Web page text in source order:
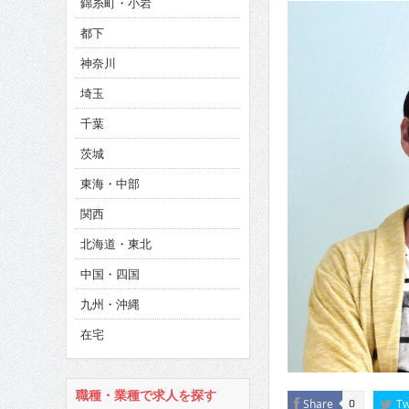
CINEMA×STYLE 286号
CINEMA×STYLE 285号
CINEMA×STYLE 294号
Share 0
都下
神奈川
埼玉
千葉
茨城
東海・中部
関西
北海道・東北
中国・四国
九州・沖縄
在宅
職種・業種で求人を探す